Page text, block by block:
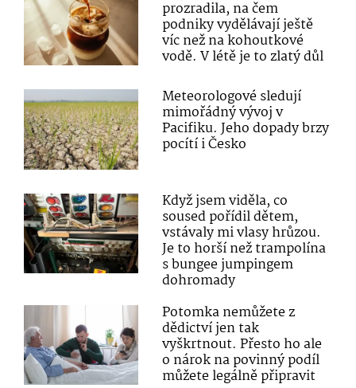
prozradila, na čem
podniky vydělávají ještě
víc než na kohoutkové
vodě. V létě je to zlatý důl
Meteorologové sledují
mimořádný vývoj v
Pacifiku. Jeho dopady brzy
pocítí i Česko
Když jsem viděla, co
soused pořídil dětem,
vstávaly mi vlasy hrůzou.
Je to horší než trampolína
s bungee jumpingem
dohromady
Potomka nemůžete z
dědictví jen tak
vyškrtnout. Přesto ho ale
o nárok na povinný podíl
můžete legálně připravit